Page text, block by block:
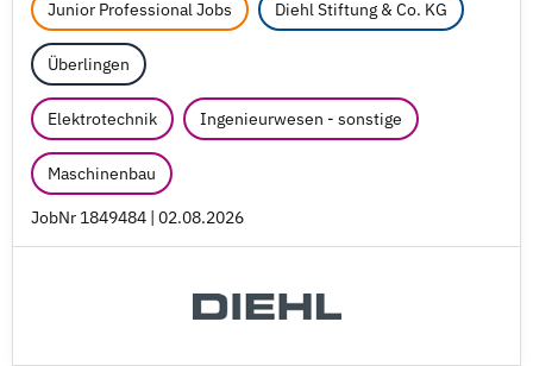
Junior Professional Jobs Diehl Stiftung & Co. KG
Überlingen
Elektrotechnik Ingenieurwesen - sonstige
Maschinenbau
JobNr 1849484 | 02.08.2026